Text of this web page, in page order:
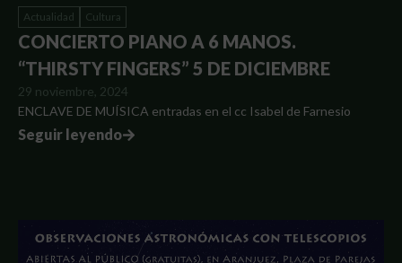
Actualidad Cultura
CONCIERTO PIANO A 6 MANOS.
“THIRSTY FINGERS” 5 DE DICIEMBRE
29 noviembre, 2024
ENCLAVE DE MUÍSICA entradas en el cc Isabel de Farnesio
Seguir leyendo